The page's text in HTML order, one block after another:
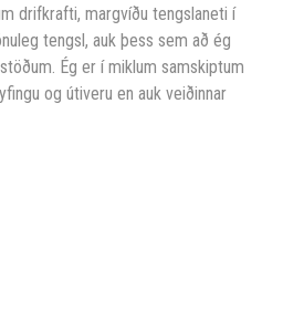
drifkrafti, margvíðu tengslaneti í
tengsl, auk þess sem að ég
Ég er í miklum samskiptum
og útiveru en auk veiðinnar